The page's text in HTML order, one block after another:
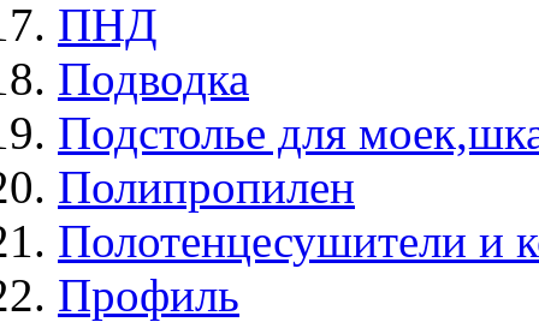
ПНД
Подводка
Подстолье для
Полипропилен
Полотенцесушители и
Профиль